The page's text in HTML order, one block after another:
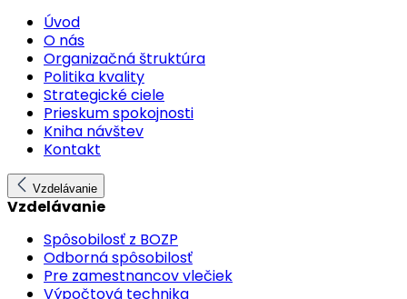
Úvod
O nás
Organizačná štruktúra
Politika kvality
Strategické ciele
Prieskum spokojnosti
Kniha návštev
Kontakt
Vzdelávanie
Vzdelávanie
Spôsobilosť z BOZP
Odborná spôsobilosť
Pre zamestnancov vlečiek
Výpočtová technika